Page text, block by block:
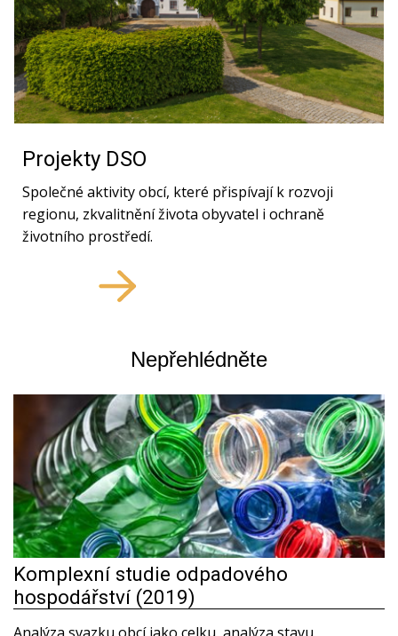
Projekty DSO
Společné aktivity obcí, které přispívají k rozvoji
regionu, zkvalitnění života obyvatel i ochraně
životního prostředí.
Nepřehlédněte
Komplexní studie odpadového
hospodářství (2019)